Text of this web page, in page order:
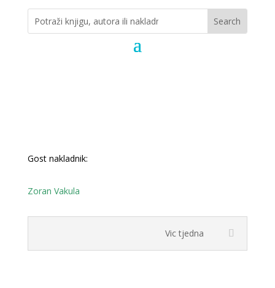
Gost nakladnik:
Zoran Vakula
Vic tjedna